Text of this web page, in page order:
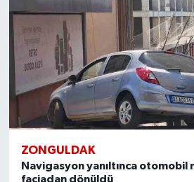
ZONGULDAK
Navigasyon yanıltınca otomobil
faciadan dönüldü